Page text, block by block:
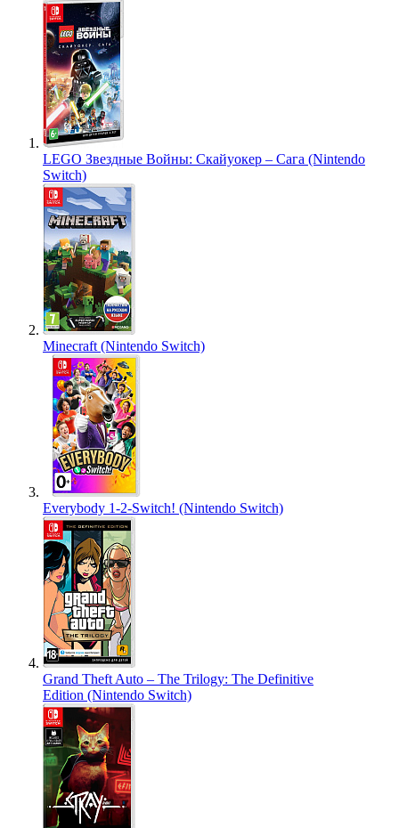
LEGO Звездные Войны: Скайуокер – Сага (Nintendo
Switch)
Minecraft (Nintendo Switch)
Everybody 1-2-Switch! (Nintendo Switch)
Grand Theft Auto – The Trilogy: The Definitive
Edition (Nintendo Switch)